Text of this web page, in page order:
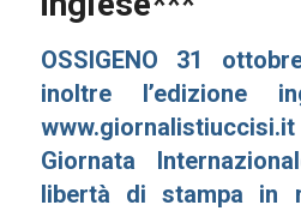
OSSIGENO 31
inoltre l’edizione
www.giornalistiuccisi.it
Giornata
libertà di stampa in